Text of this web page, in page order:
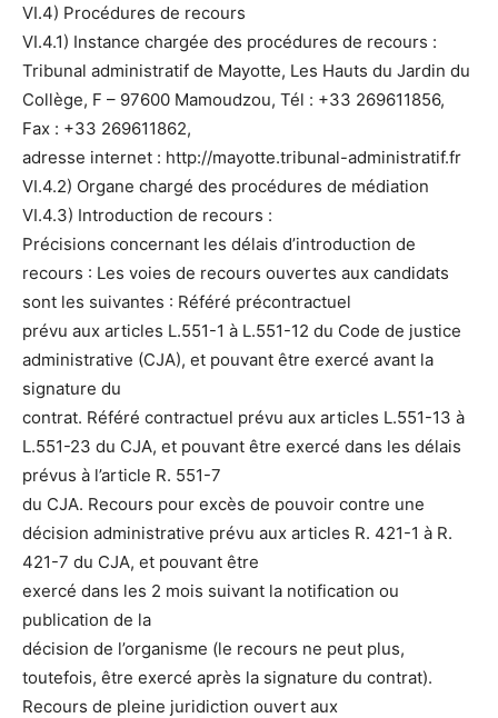
VI.4) Procédures de recours
VI.4.1) Instance chargée des procédures de recours :
Tribunal administratif de Mayotte, Les Hauts du Jardin du
Collège, F – 97600 Mamoudzou, Tél : +33 269611856,
Fax : +33 269611862,
adresse internet : http://mayotte.tribunal-administratif.fr
VI.4.2) Organe chargé des procédures de médiation
VI.4.3) Introduction de recours :
Précisions concernant les délais d’introduction de
recours : Les voies de recours ouvertes aux candidats
sont les suivantes : Référé précontractuel
prévu aux articles L.551-1 à L.551-12 du Code de justice
administrative (CJA), et pouvant être exercé avant la
signature du
contrat. Référé contractuel prévu aux articles L.551-13 à
L.551-23 du CJA, et pouvant être exercé dans les délais
prévus à l’article R. 551-7
du CJA. Recours pour excès de pouvoir contre une
décision administrative prévu aux articles R. 421-1 à R.
421-7 du CJA, et pouvant être
exercé dans les 2 mois suivant la notification ou
publication de la
décision de l’organisme (le recours ne peut plus,
toutefois, être exercé après la signature du contrat).
Recours de pleine juridiction ouvert aux